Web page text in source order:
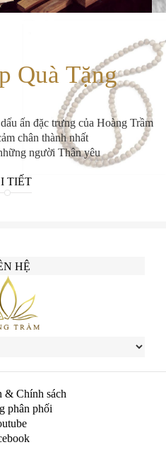
Quà Tặng
ấn đặc trưng của Hoàng Trầm
chân thành nhất
người Thân yêu
TIẾT
HỆ
& Chính sách
phân phối